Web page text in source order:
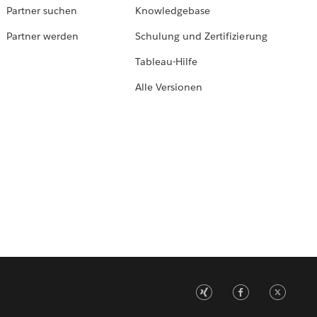
Partner suchen
Partner werden
Knowledgebase
Schulung und Zertifizierung
Tableau-Hilfe
Alle Versionen